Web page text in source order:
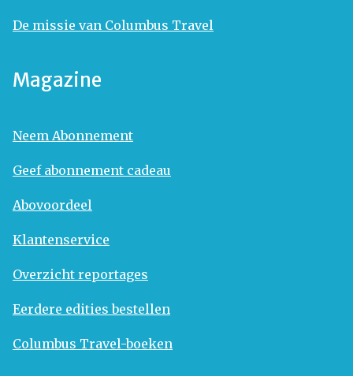
De missie van Columbus Travel
Magazine
Neem Abonnement
Geef abonnement cadeau
Abovoordeel
Klantenservice
Overzicht reportages
Eerdere edities bestellen
Columbus Travel-boeken